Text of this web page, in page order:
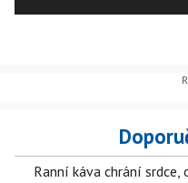
Ranní káva chrání